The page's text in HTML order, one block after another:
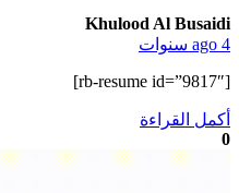
Khulood Al Busaidi
ago 4 سنوات
[rb-resume id=”9817″]
أكمل القراءة
0